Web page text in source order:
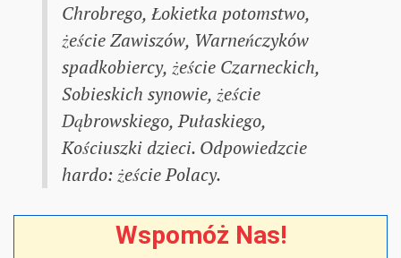
Chrobrego, Łokietka potomstwo,
żeście Zawiszów, Warneńczyków
spadkobiercy, żeście Czarneckich,
Sobieskich synowie, żeście
Dąbrowskiego, Pułaskiego,
Kościuszki dzieci. Odpowiedzcie
hardo: żeście Polacy.
Wspomóż Nas!